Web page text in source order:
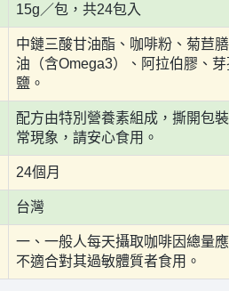
15g／包，共24包入
中鏈三酸甘油酯、咖啡粉、菊苣
油（含Omega3）、阿拉伯膠、
鹽。
配方由特別營養素組成，撕開包
常現象，請安心食用。
24個月
台灣
一、一般人每天攝取咖啡因總量
不適合對其過敏體質者食用。